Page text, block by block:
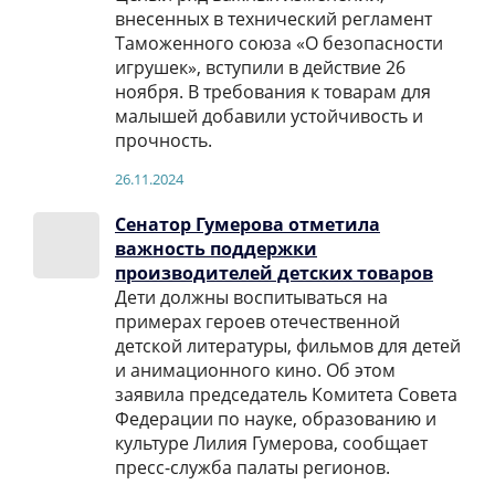
внесенных в технический регламент
Таможенного союза «О безопасности
игрушек», вступили в действие 26
ноября. В требования к товарам для
малышей добавили устойчивость и
прочность.
26.11.2024
Сенатор Гумерова отметила
важность поддержки
производителей детских товаров
Дети должны воспитываться на
примерах героев отечественной
детской литературы, фильмов для детей
и анимационного кино. Об этом
заявила председатель Комитета Совета
Федерации по науке, образованию и
культуре Лилия Гумерова, сообщает
пресс-служба палаты регионов.